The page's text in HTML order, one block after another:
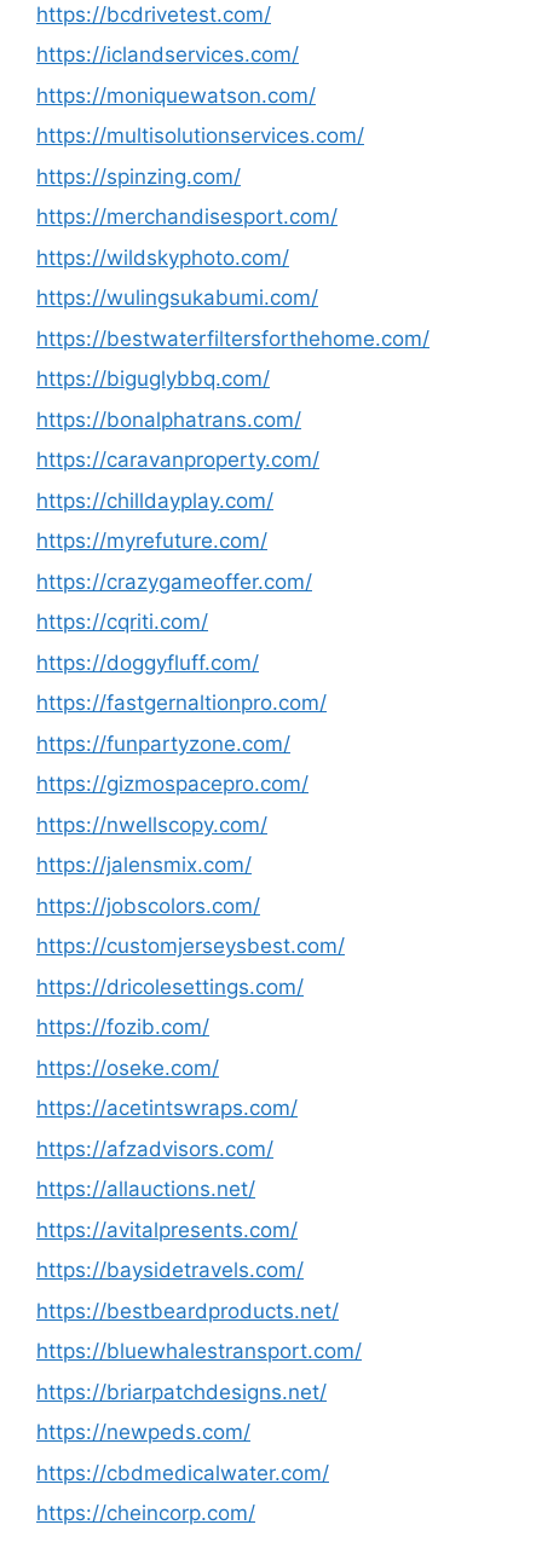
https://bcdrivetest.com/
https://iclandservices.com/
https://moniquewatson.com/
https://multisolutionservices.com/
https://spinzing.com/
https://merchandisesport.com/
https://wildskyphoto.com/
https://wulingsukabumi.com/
https://bestwaterfiltersforthehome.com/
https://biguglybbq.com/
https://bonalphatrans.com/
https://caravanproperty.com/
https://chilldayplay.com/
https://myrefuture.com/
https://crazygameoffer.com/
https://cqriti.com/
https://doggyfluff.com/
https://fastgernaltionpro.com/
https://funpartyzone.com/
https://gizmospacepro.com/
https://nwellscopy.com/
https://jalensmix.com/
https://jobscolors.com/
https://customjerseysbest.com/
https://dricolesettings.com/
https://fozib.com/
https://oseke.com/
https://acetintswraps.com/
https://afzadvisors.com/
https://allauctions.net/
https://avitalpresents.com/
https://baysidetravels.com/
https://bestbeardproducts.net/
https://bluewhalestransport.com/
https://briarpatchdesigns.net/
https://newpeds.com/
https://cbdmedicalwater.com/
https://cheincorp.com/